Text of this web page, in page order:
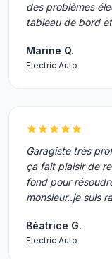
des problèmes
tableau de bord
Marine Q.
Electric Auto
Garagiste très
ça fait plaisir de
fond pour
monsieur..je suis
Béatrice G.
Electric Auto